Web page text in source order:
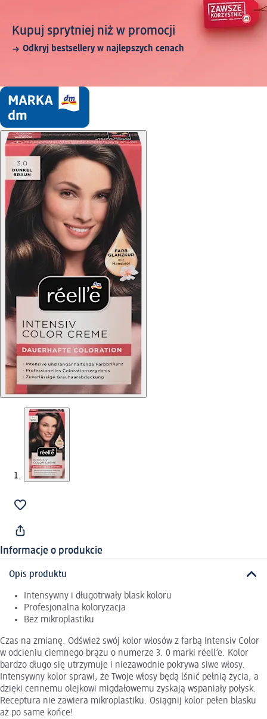
Kupuj sprytniej niż w promocji
Odkryj bestsellery w najlepszych cenach
Informacje o produkcie
Opis produktu
Intensywny i długotrwały blask koloru
Profesjonalna koloryzacja
Bez mikroplastiku
Czas na zmianę. Odśwież swój kolor włosów z farbą Intensiv Color
w odcieniu ciemnego brązu o numerze 3. 0 marki réell’e. Kolor
bardzo długo się utrzymuje i niezawodnie pokrywa siwe włosy.
Intensywny kolor sprawi, że Twoje włosy będą lśnić pełnią życia, a
dzięki cennemu olejkowi migdałowemu zyskają wspaniały połysk.
Receptura nie zawiera mikroplastiku. Osiągnij kolor pełen blasku
aż po same końce!